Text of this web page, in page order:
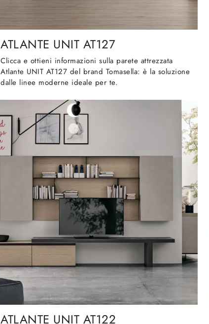
ATLANTE UNIT AT127
Clicca e ottieni informazioni sulla parete attrezzata
Atlante UNIT AT127 del brand Tomasella: è la soluzione
dalle linee moderne ideale per te.
ATLANTE UNIT AT122